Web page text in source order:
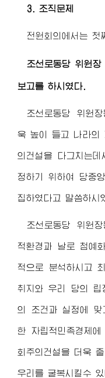
3. 조직문제
전원회의에서는 첫
조선로동당 위원장
보고를 하시였다.
조선로동당 위원장
욱 높이 들고 나라의
의건설을 다그치는
정하기 위하여 당중
집하였다고 말씀하시
조선로동당 위원장
적환경과 날로 첨예
적으로 분석하시고
취지와 우리 당의 립
의 조건과 실정에 맞
한 자립적민족경제
회주의건설을 더욱
우리를 굴복시킬수